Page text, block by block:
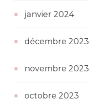
janvier 2024
décembre 2023
novembre 2023
octobre 2023